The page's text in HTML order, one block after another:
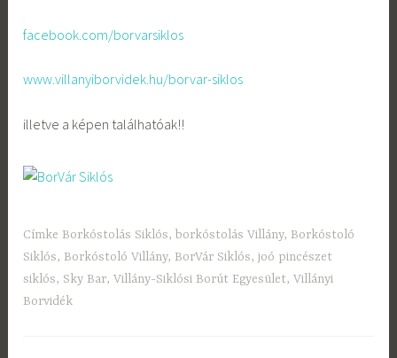
facebook.com/borvarsiklos
www.villanyiborvidek.hu/borvar-siklos
illetve a képen találhatóak!!
Címke Borkóstolás Siklós, borkóstolás Villány, Borkóstoló
Siklós, Borkóstoló Villány, BorVár Siklós,joó pincészet
siklós, Sky Bar,Villány-Siklósi Borút Egyesület,Villányi
Borvidék